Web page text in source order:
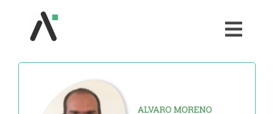
¿QUÉ ES AGRI?